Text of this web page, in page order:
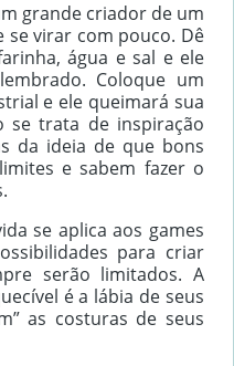
grande criador de um
se virar com pouco. Dê
água e sal e ele
Coloque um
e ele queimará sua
trata de inspiração
da ideia de que bons
e sabem fazer o
se aplica aos games
para criar
serão limitados. A
é a lábia de seus
as costuras de seus